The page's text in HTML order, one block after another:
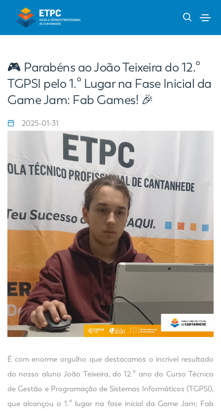
🎮 Parabéns ao João Teixeira do 12.º
TGPSI pelo 1.º Lugar na Fase Inicial da
Game Jam: Fab Games! 🎉
2025-01-31
É com enorme orgulho que destacamos o incrível resultado
do nosso aluno João Teixeira, do 12.º ano do Curso Técnico
de Gestão e Programação de Sistemas Informáticos (TGPSI),
que alcançou o 1.º lugar na fase inicial da Game Jam: Fab